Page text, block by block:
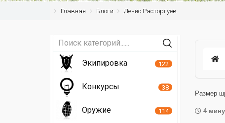
Главная Блоги Денис Расторгуев
Размер
4
Экипировка 122
Конкурсы 38
Оружие 114